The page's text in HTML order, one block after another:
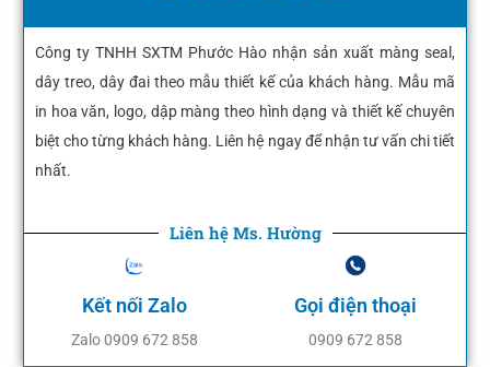
Công ty TNHH SXTM Phước Hào nhận sản xuất màng seal,
dây treo, dây đai theo mẫu thiết kế của khách hàng. Mẫu mã
in hoa văn, logo, dập màng theo hình dạng và thiết kế chuyên
biệt cho từng khách hàng. Liên hệ ngay để nhận tư vấn chi tiết
nhất.
Liên hệ Ms. Hường
Kết nối Zalo
Zalo 0909 672 858
Gọi điện thoại
0909 672 858